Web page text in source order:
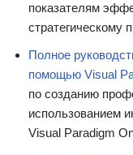
показателям
стратегическому
Полное
помощью Visual
по созданию
использованием
Visual Paradigm